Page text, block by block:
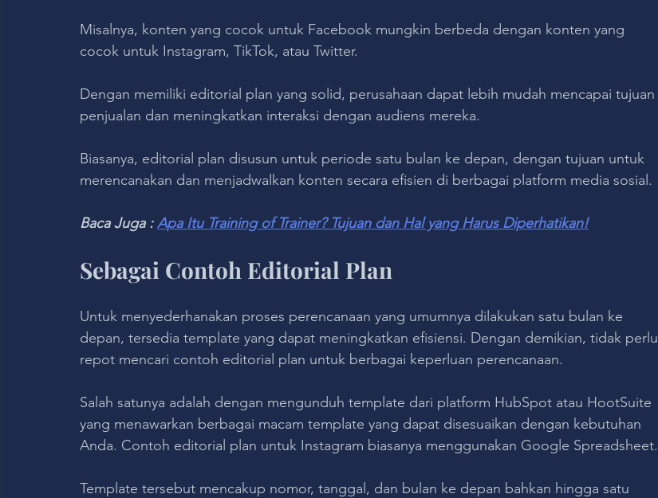
Misalnya, konten yang cocok untuk Facebook mungkin berbeda dengan konten yang
cocok untuk Instagram, TikTok, atau Twitter.
Dengan memiliki editorial plan yang solid, perusahaan dapat lebih mudah mencapai tujuan
penjualan dan meningkatkan interaksi dengan audiens mereka.
Biasanya, editorial plan disusun untuk periode satu bulan ke depan, dengan tujuan untuk
merencanakan dan menjadwalkan konten secara efisien di berbagai platform media sosial.
Baca Juga : Apa Itu Training of Trainer? Tujuan dan Hal yang Harus Diperhatikan!
Sebagai Contoh Editorial Plan
Untuk menyederhanakan proses perencanaan yang umumnya dilakukan satu bulan ke
depan, tersedia template yang dapat meningkatkan efisiensi. Dengan demikian, tidak perlu
repot mencari contoh editorial plan untuk berbagai keperluan perencanaan.
Salah satunya adalah dengan mengunduh template dari platform HubSpot atau HootSuite
yang menawarkan berbagai macam template yang dapat disesuaikan dengan kebutuhan
Anda. Contoh editorial plan untuk Instagram biasanya menggunakan Google Spreadsheet.
Template tersebut mencakup nomor, tanggal, dan bulan ke depan bahkan hingga satu